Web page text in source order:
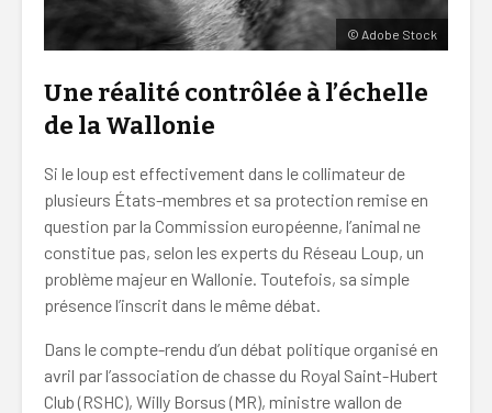
© Adobe Stock
Une réalité contrôlée à l’échelle
de la Wallonie
Si le loup est effectivement dans le collimateur de
plusieurs États-membres et sa protection remise en
question par la Commission européenne, l’animal ne
constitue pas, selon les experts du Réseau Loup, un
problème majeur en Wallonie. Toutefois, sa simple
présence l’inscrit dans le même débat.
Dans le compte-rendu d’un débat politique organisé en
avril par l’association de chasse du Royal Saint-Hubert
Club (RSHC), Willy Borsus (MR), ministre wallon de